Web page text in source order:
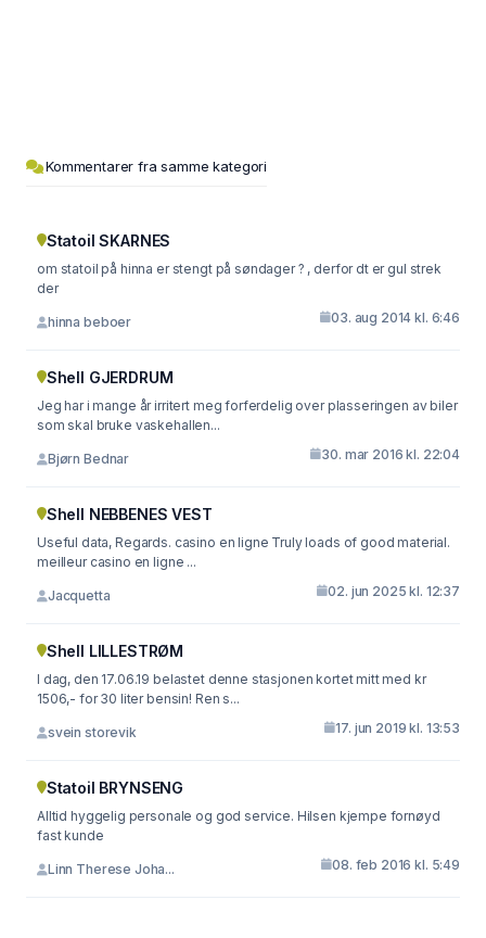
Kommentarer fra samme kategori
Statoil SKARNES
om statoil på hinna er stengt på søndager ? , derfor dt er gul strek
der
hinna beboer 03. aug 2014 kl. 6:46
Shell GJERDRUM
Jeg har i mange år irritert meg forferdelig over plasseringen av biler
som skal bruke vaskehallen...
Bjørn Bednar 30. mar 2016 kl. 22:04
Shell NEBBENES VEST
Useful data, Regards. casino en ligne Truly loads of good material.
meilleur casino en ligne ...
Jacquetta 02. jun 2025 kl. 12:37
Shell LILLESTRØM
I dag, den 17.06.19 belastet denne stasjonen kortet mitt med kr
1506,- for 30 liter bensin! Ren s...
svein storevik 17. jun 2019 kl. 13:53
Statoil BRYNSENG
Alltid hyggelig personale og god service. Hilsen kjempe fornøyd
fast kunde
Linn Therese Joha... 08. feb 2016 kl. 5:49